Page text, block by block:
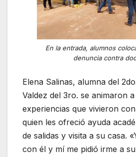
En la entrada, alumnos
denuncia contra
Elena Salinas, alumna del
Valdez del 3ro. se animaron
experiencias que vivieron
quien les ofreció ayuda
de salidas y visita a su casa.
con él y mí me pidió irme a